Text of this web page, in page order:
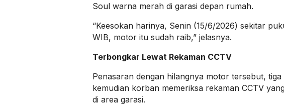
Soul warna merah di garasi depan rumah.
“Keesokan harinya, Senin (15/6/2026) sekitar
WIB, motor itu sudah raib,” jelasnya.
Terbongkar Lewat Rekaman CCTV
Penasaran dengan hilangnya motor tersebut, tiga
kemudian korban memeriksa rekaman CCTV
di area garasi.